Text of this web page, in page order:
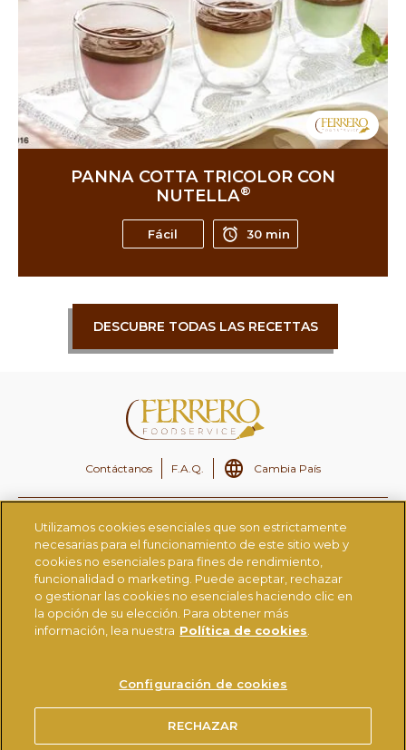
PANNA COTTA TRICOLOR CON
NUTELLA®
Fácil 30 min
DESCUBRE TODAS LAS RECETTAS
Contáctanos F.A.Q. Cambia País
Ferrero.es
Ferrero CSR
Ferrero Careers
Ferrero Linkedin
Nutella.com
Tictac.com
Ferrerorocher.com
MEDIDAS DE SEGURIDAD TÉCNICAS Y ORGANIZATIVAS
POLÍTICA DE COOKIES
USO DE LA MARCA NUTELLA®
Utilizamos cookies esenciales que son estrictamente
necesarias para el funcionamiento de este sitio web y
cookies no esenciales para fines de rendimiento,
funcionalidad o marketing. Puede aceptar, rechazar
o gestionar las cookies no esenciales haciendo clic en
la opción de su elección. Para obtener más
información, lea nuestra Política de cookies
Configuración de cookies
RECHAZAR